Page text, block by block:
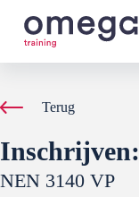
G
a
d
i
n
h
Terug
Inschrijven:
NEN 3140 VP